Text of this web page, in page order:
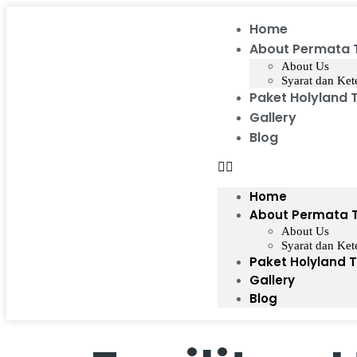
Home
About Permata
About Us
Syarat dan
Paket Holyland
Gallery
Blog
Home
About Permata
About Us
Syarat dan
Paket Holyland
Gallery
Blog